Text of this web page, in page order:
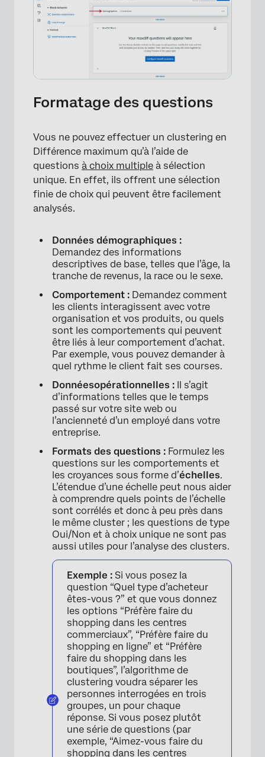
×
×
Formatage des questions
Vous ne pouvez effectuer un clustering en
Différence maximum qu’à l’aide de
questions à choix multiple à sélection
unique. En effet, ils offrent une sélection
finie de choix qui peuvent être facilement
analysés.
Données démographiques :
Demandez des informations
descriptives de base, telles que l’âge, la
tranche de revenus, la race ou le sexe.
Comportement : Demandez comment
les clients interagissent avec votre
organisation et vos produits, ou quels
sont les comportements qui peuvent
être liés à leur comportement d’achat.
Par exemple, vous pouvez demander à
quel rythme le client fait ses courses.
Donnéesopérationnelles : Il s’agit
d’informations telles que le temps
passé sur votre site web ou
l’ancienneté d’un employé dans votre
entreprise.
Formats des questions : Formulez les
questions sur les comportements et
les croyances sous forme d’échelles.
L’étendue d’une échelle peut nous aider
à comprendre quels points de l’échelle
sont corrélés et donc à peu près dans
le même cluster ; les questions de type
Oui/Non et à choix unique ne sont pas
aussi utiles pour l’analyse des clusters.
Exemple : Si vous posez la
question “Quel type d’acheteur
êtes-vous ?” et que vous donnez
les options “Préfère faire du
shopping dans les centres
commerciaux”, “Préfère faire du
shopping en ligne” et “Préfère
faire du shopping dans les
boutiques”, l’algorithme de
clustering voudra séparer les
personnes interrogées en trois
groupes, un pour chaque
réponse. Si vous posez plutôt
une série de questions (par
exemple, “Aimez-vous faire du
shopping dans les centres